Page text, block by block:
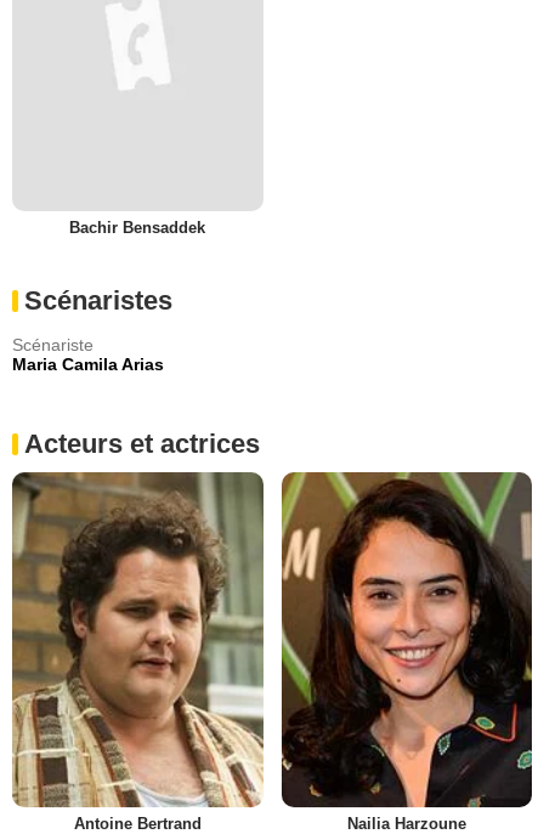
Bachir Bensaddek
Scénaristes
Scénariste
Maria Camila Arias
Acteurs et actrices
Antoine Bertrand Nailia Harzoune